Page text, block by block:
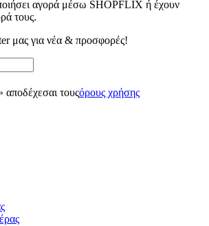
αγορά μέσω SHOPFLIX ή έχουν
τους.
μας για νέα & προσφορές!
τουςόρους χρήσης